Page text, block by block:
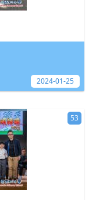
2024-01-25
53